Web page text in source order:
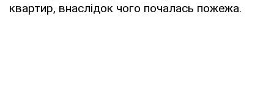
квартир, внаслідок чого почалась пожежа.